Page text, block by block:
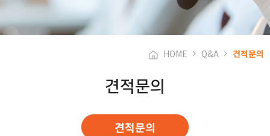
HOME Q&A 견적문의
견적문의
견적문의